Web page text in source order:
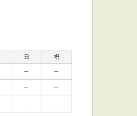
日
祝
－
－
－
－
－ －